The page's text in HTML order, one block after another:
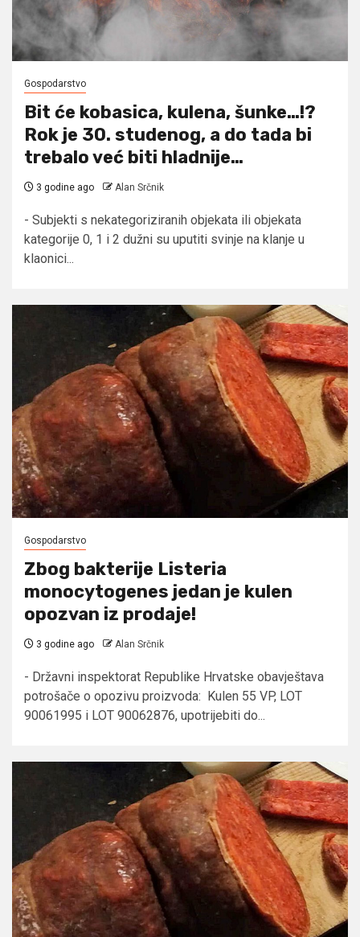
Gospodarstvo
Bit će kobasica, kulena, šunke…!?
Rok je 30. studenog, a do tada bi
trebalo već biti hladnije…
3 godine ago Alan Srčnik
- Subjekti s nekategoriziranih objekata ili objekata
kategorije 0, 1 i 2 dužni su uputiti svinje na klanje u
klaonici...
Gospodarstvo
Zbog bakterije Listeria
monocytogenes jedan je kulen
opozvan iz prodaje!
3 godine ago Alan Srčnik
- Državni inspektorat Republike Hrvatske obavještava
potrošače o opozivu proizvoda: Kulen 55 VP, LOT
90061995 i LOT 90062876, upotrijebiti do...